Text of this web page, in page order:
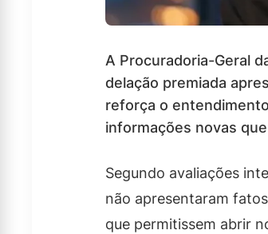
A Procuradoria-Geral
delação premiada
reforça o
informações novas
Segundo avaliações
não apresentaram
que permitissem abrir